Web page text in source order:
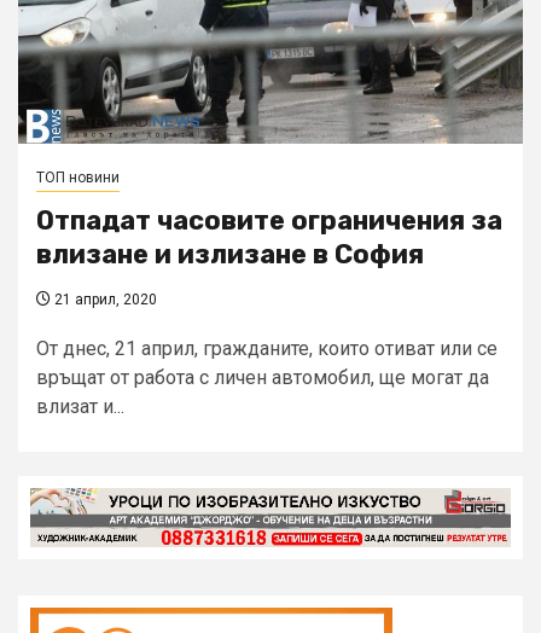
ТОП новини
Отпадат часовите ограничения за
влизане и излизане в София
21 април, 2020
От днес, 21 април, гражданите, които отиват или се
връщат от работа с личен автомобил, ще могат да
влизат и...